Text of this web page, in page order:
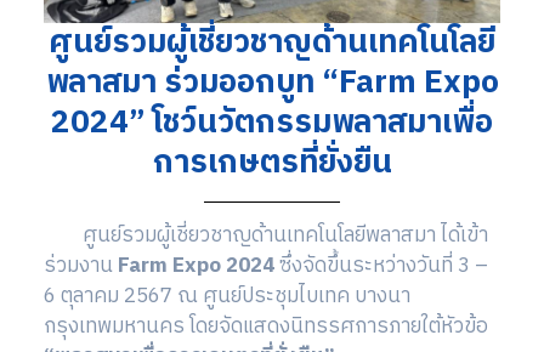
ศูนย์รวมผู้เชี่ยวชาญด้านเทคโนโลยี
พลาสมา ร่วมออกบูท “Farm Expo
2024” โชว์นวัตกรรมพลาสมาเพื่อ
การเกษตรที่ยั่งยืน
ศูนย์รวมผู้เชี่ยวชาญด้านเทคโนโลยีพลาสมา ได้เข้า
ร่วมงานFarm Expo 2024ซึ่งจัดขึ้นระหว่างวันที่ 3 –
6 ตุลาคม 2567 ณ ศูนย์ประชุมไบเทค บางนา
กรุงเทพมหานคร โดยจัดแสดงนิทรรศการภายใต้หัวข้อ